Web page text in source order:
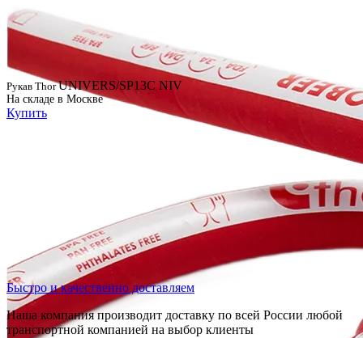
Рукав ThorUNIVERS/SP13C NIV
На складе в Москве
Купить
Быстро и качественно доставляем
Наша компания производит доставку по всей России любой
транспортной компанией на выбор клиенты